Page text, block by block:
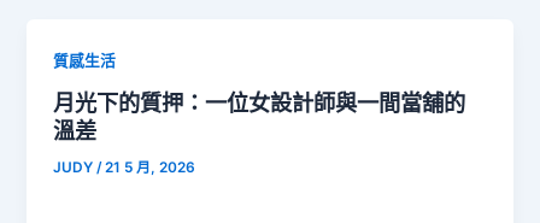
質感生活
月光下的質押：一位女設計師與一間當舖的
溫差
JUDY /21 5 月, 2026